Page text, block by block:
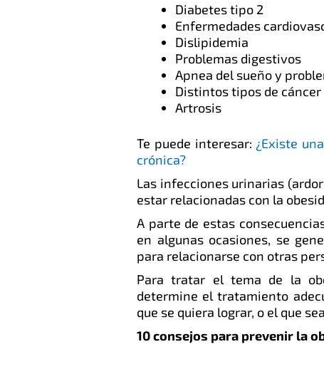
Diabetes tipo 2
Enfermedades
Dislipidemia
Problemas digestivos
Apnea del sueño y
Distintos tipos de
Artrosis
Te puede interesar: ¿Existe
crónica?
Las infecciones urinarias
estar relacionadas con la
A parte de estas
en algunas ocasiones, se
para relacionarse con otras
Para tratar el tema de la
determine el tratamiento
que se quiera lograr, o el que
10 consejos para prevenir la